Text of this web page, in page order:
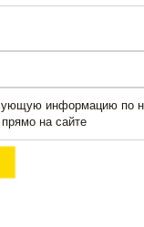
информацию по
на сайте